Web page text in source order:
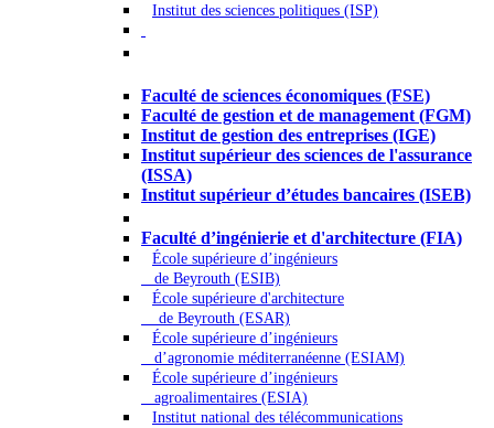
Institut des sciences politiques (ISP)
Faculté de sciences économiques (FSE)
Faculté de gestion et de management (FGM)
Institut de gestion des entreprises (IGE)
Institut supérieur des sciences de l'assurance
(ISSA)
Institut supérieur d’études bancaires (ISEB)
Faculté d’ingénierie et d'architecture (FIA)
École supérieure d’ingénieurs
de Beyrouth (ESIB)
École supérieure d'architecture
de Beyrouth (ESAR)
École supérieure d’ingénieurs
d’agronomie méditerranéenne (ESIAM)
École supérieure d’ingénieurs
agroalimentaires (ESIA)
Institut national des télécommunications